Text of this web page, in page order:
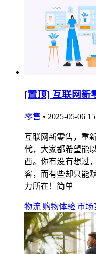
[置顶] 互联网新
零售 • 2025-05-06
互联网新零售，重
代，大家都希望能
西。你有没有想过
客，而有些却只能
力所在！简单
物流 购物体验 市场